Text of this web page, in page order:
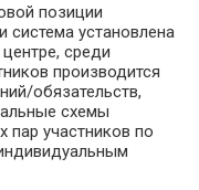
позиции
система установлена
среди
производится
обязательств,
схемы
пар участников по